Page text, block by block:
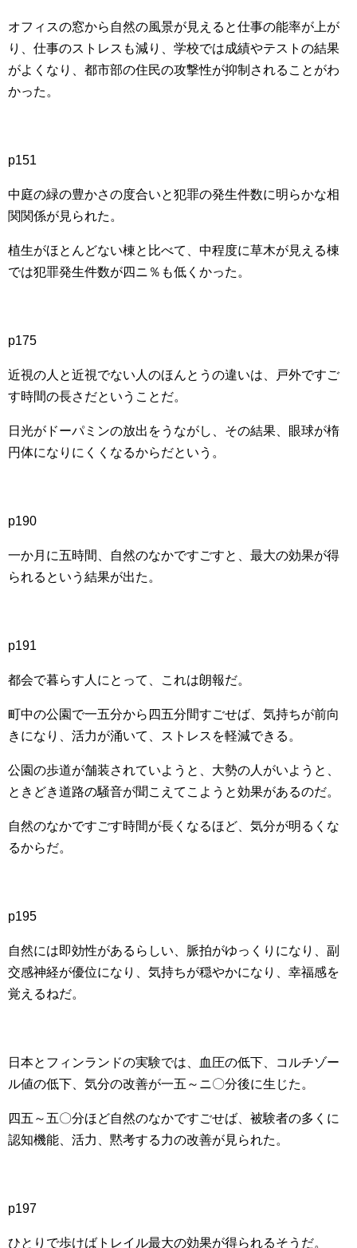
オフィスの窓から自然の風景が見えると仕事の能率が上が
り、仕事のストレスも減り、学校では成績やテストの結果
がよくなり、都市部の住民の攻撃性が抑制されることがわ
かった。
p151
中庭の緑の豊かさの度合いと犯罪の発生件数に明らかな相
関関係が見られた。
植生がほとんどない棟と比べて、中程度に草木が見える棟
では犯罪発生件数が四ニ％も低くかった。
p175
近視の人と近視でない人のほんとうの違いは、戸外ですご
す時間の長さだということだ。
日光がドーパミンの放出をうながし、その結果、眼球が楕
円体になりにくくなるからだという。
p190
一か月に五時間、自然のなかですごすと、最大の効果が得
られるという結果が出た。
p191
都会で暮らす人にとって、これは朗報だ。
町中の公園で一五分から四五分間すごせば、気持ちが前向
きになり、活力が涌いて、ストレスを軽減できる。
公園の歩道が舗装されていようと、大勢の人がいようと、
ときどき道路の騒音が聞こえてこようと効果があるのだ。
自然のなかですごす時間が長くなるほど、気分が明るくな
るからだ。
p195
自然には即効性があるらしい、脈拍がゆっくりになり、副
交感神経が優位になり、気持ちが穏やかになり、幸福感を
覚えるねだ。
日本とフィンランドの実験では、血圧の低下、コルチゾー
ル値の低下、気分の改善が一五～ニ〇分後に生じた。
四五～五〇分ほど自然のなかですごせば、被験者の多くに
認知機能、活力、黙考する力の改善が見られた。
p197
ひとりで歩けばトレイル最大の効果が得られるそうだ。